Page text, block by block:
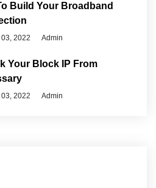
Build Your Broadband
2022 Admin
Your Block IP From
2022 Admin